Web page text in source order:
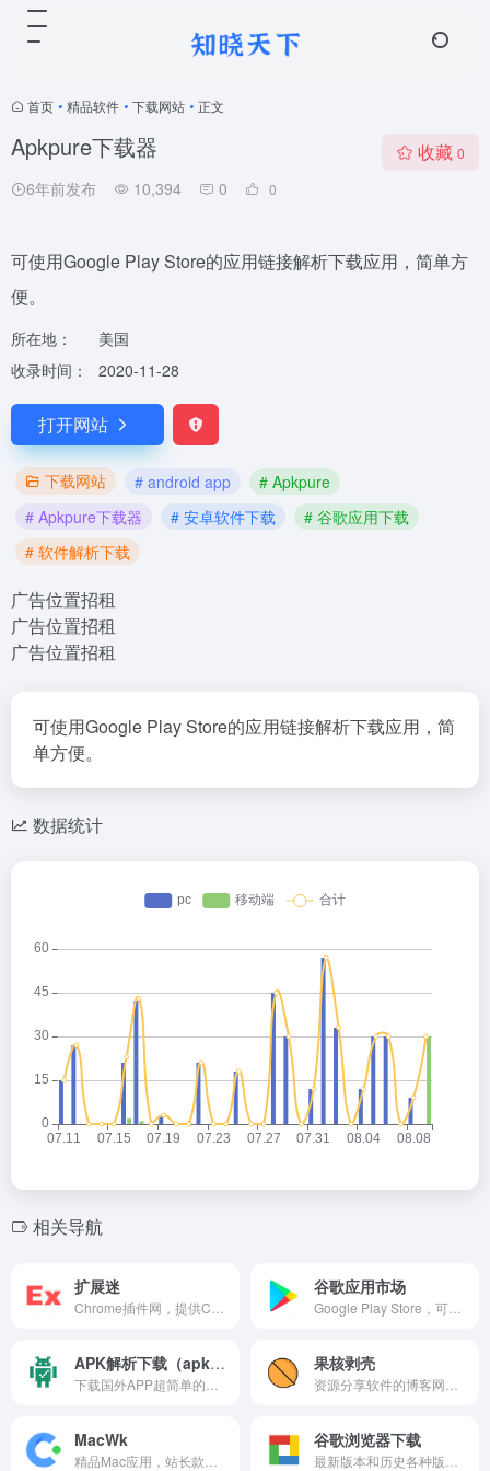
首页 • 精品软件 • 下载网站 • 正文
Apkpure下载器
6年前发布 10,394 0 0
收藏 0
可使用Google Play Store的应用链接解析下载应用，简单方
便。
所在地：
美国
收录时间：
2020-11-28
打开网站
下载网站 # android app
# Apkpure
# Apkpure下载器
# 安卓软件下载
# 谷歌应用下载
# 软件解析下载
广告位置招租
广告位置招租
广告位置招租
可使用Google Play Store的应用链接解析下载应用，简
单方便。
数据统计
相关导航
扩展迷 谷歌应用市场
APK解析下载（apkcombo） 果核剥壳
MacWk 谷歌浏览器下载